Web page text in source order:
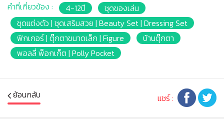
ไหนบนกล่องก็ได้ เพียงแปะสติ๊กเกอร์ตรงจุดนั้นแล้ววาง
ตุ๊กตาลงไป
* ตัว Purse compact มีขนาดที่กะทัดรัด พกพาได้สะดวก
และพร้อมไปกับคุณหนู ๆ ได้ทุกที่
* เหมาะสำหรับเด็กอายุ 4 ปีขึ้นไป
หมายเหตุ:
สินค้าอาจมีการเปลี่ยนแปลงลวดลาย สีสันบนผลิตภัณฑ์ หรือ
แพ็คเกจโดยร้านฯอาจไม่สามารถแจ้งให้ทราบล่วงหน้า และสี
คำที่เกี่ยวข้อง : 4-12ปี
ชุดของเล่น
ชุดแต่งตัว | ชุดเสริมสวย | Beauty Set | Dressing Set
ฟิกเกอร์ | ตุ๊กตาขนาดเล็ก | Figure
บ้านตุ๊กตา
พอลลี่ พ็อกเก็ต | Polly Pocket
ย้อนกลับ แชร์ :